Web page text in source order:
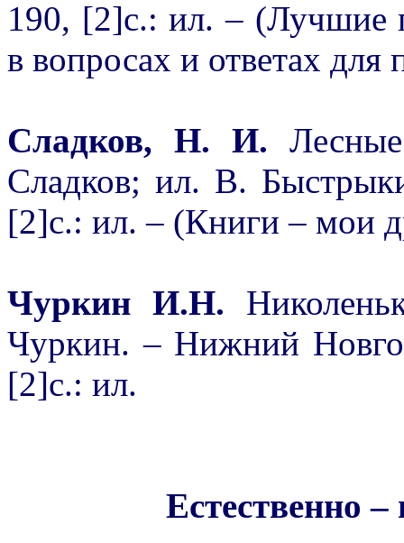
190, [2]с.: ил. – (Лучшие
в вопросах и ответах для
Сладков, Н. И.
Сладков; ил. В.
[2]с.: ил. – (Книги – мои
Чуркин И.Н.
Чуркин. – Нижний
[2]с.: ил.
Естественно